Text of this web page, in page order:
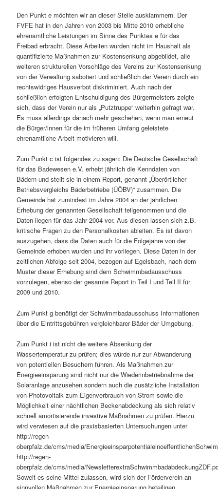
Den Punkt e möchten wir an dieser Stelle ausklammern. Der
FVFE hat in den Jahren von 2003 bis Mitte 2010 erhebliche
ehrenamtliche Leistungen im Sinne des Punktes e für das
Freibad erbracht. Diese Arbeiten wurden nicht im Haushalt als
quantifizierte Maßnahmen zur Kostensenkung abgebildet, alle
weiteren strukturellen Vorschläge des Vereins zur Kostensenkung
von der Verwaltung sabotiert und schließlich der Verein durch ein
rechtswidriges Hausverbot diskriminiert. Auch nach der
schließlich erfolgten Entschuldigung des Bürgermeisters zeigte
sich, dass der Verein nur als „Putztruppe“ weiterhin gefragt war.
Es muss allerdings danach mehr geschehen, wenn man erneut
die Bürger/innen für die im früheren Umfang geleistete
ehrenamtliche Arbeit motivieren will.
Zum Punkt c ist folgendes zu sagen: Die Deutsche Gesellschaft
für das Badewesen e.V. erhebt jährlich die Kenndaten von
Bädern und stellt sie in einem Report, genannt „Überörtlicher
Betriebsvergleichs Bäderbetriebe (ÜÖBV)“ zusammen. Die
Gemeinde hat zumindest im Jahre 2004 an der jährlichen
Erhebung der genannten Gesellschaft teilgenommen und die
Daten liegen für das Jahr 2004 vor. Aus diesen lassen sich z.B.
kritische Fragen zu den Personalkosten ableiten. Es ist davon
auszugehen, dass die Daten auch für die Folgejahre von der
Gemeinde erhoben wurden und ihr vorliegen. Diese Daten in der
zeitlichen Abfolge seit 2004, bezogen auf Egelsbach, nach dem
Muster dieser Erhebung sind dem Schwimmbadausschuss
vorzulegen, ebenso der gesamte Report in Teil I und Teil II für
2009 und 2010.
Zum Punkt g benötigt der Schwimmbadausschuss Informationen
über die Eintrittsgebühren vergleichbarer Bäder der Umgebung.
Zum Punkt i ist nicht die weitere Absenkung der
Wassertemperatur zu prüfen; dies würde nur zur Abwanderung
von potentiellen Besuchern führen. Als Maßnahmen zur
Energieeinsparung sind nicht nur die Wiederinbetriebnahme der
Solaranlage anzusehen sondern auch die zusätzliche Installation
von Photovoltaik zum Eigenverbrauch von Strom sowie die
Möglichkeit einer nächtlichen Beckenabdeckung als sich relativ
schnell amortisierende investive Maßnahmen zu prüfen. Hierzu
wird verwiesen auf die praxisbasierten Untersuchungen unter
http://regen-
oberpfalz.de/cms/media/
http://regen-
oberpfalz.de/cms/media/
Soweit es seine Mittel zulassen, wird sich der Förderverein an